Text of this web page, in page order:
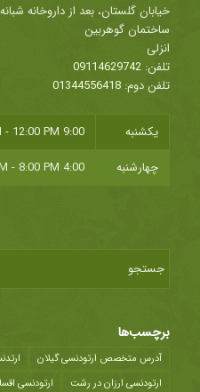
خیابان گلستان، بعد از داروخانه
ساختمان گوهربین
انزلی
تلفن: 09114629742
تلفن دوم: 01344556418
یکشنبه 9:00 AM - 12:00 PM
چهارشنبه
4:00 PM - 8:00 PM
برچسب‌ها
آدرس متخصص ارتودنسی گیلان
ارتودنسی ارزان در رشت
ارتودنسی